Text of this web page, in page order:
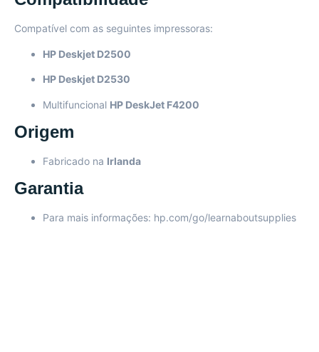
Compatível com as seguintes impressoras:
HP Deskjet D2500
HP Deskjet D2530
Multifuncional HP DeskJet F4200
Origem
Fabricado na Irlanda
Garantia
Para mais informações: hp.com/go/learnaboutsupplies